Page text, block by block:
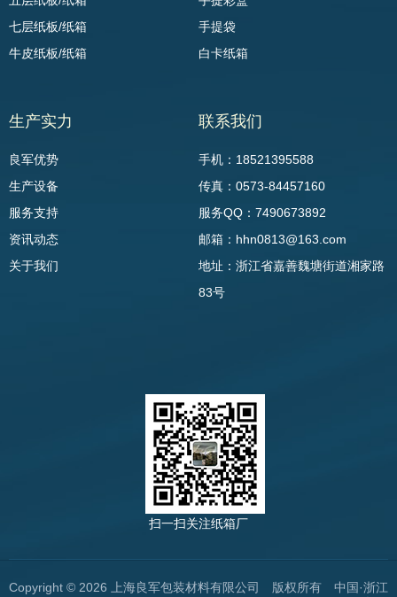
七层纸板/纸箱
牛皮纸板/纸箱
手提袋
白卡纸箱
生产实力
良军优势
生产设备
服务支持
资讯动态
关于我们
联系我们
手机：18521395588
传真：0573-84457160
服务QQ：7490673892
邮箱：hhn0813@163.com
地址：浙江省嘉善魏塘街道湘家路
83号
扫一扫关注纸箱厂
Copyright © 2026 上海良军包装材料有限公司 版权所有 中国·浙江